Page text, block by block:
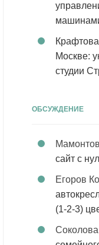
Москве:
студии
ОБСУЖДЕНИЕ
сайт с
Егоров
(1-2-3)